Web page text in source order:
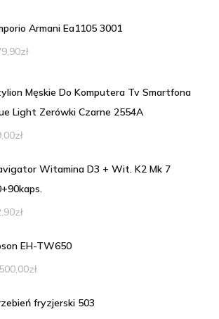
Armani Ea1105 3001
zł
Męskie Do Komputera Tv Smartfona
Light Zerówki Czarne 2554A
zł
Witamina D3 + Wit. K2 Mk 7
zł
EH-TW650
zł
fryzjerski 503